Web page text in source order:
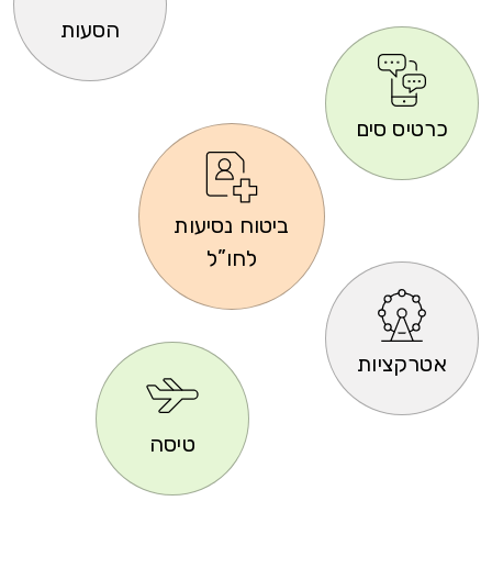
הסעות
כרטיס סים
ביטוח נסיעות
לחו”ל
אטרקציות
טיסה